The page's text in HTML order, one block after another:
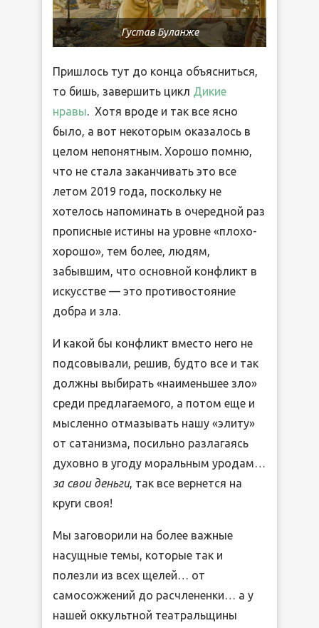
Густав Буланже
Пришлось тут до конца объясниться,
то бишь, завершить цикл Дикие
нравы. Хотя вроде и так все ясно
было, а вот некоторым оказалось в
целом непонятным. Хорошо помню,
что не стала заканчивать это все
летом 2019 года, поскольку не
хотелось напоминать в очередной раз
прописные истины на уровне «плохо-
хорошо», тем более, людям,
забывшим, что основной конфликт в
искусстве — это противостояние
добра и зла.
И какой бы конфликт вместо него не
подсовывали, решив, будто все и так
должны выбирать «наименьшее зло»
среди предлагаемого, а потом еще и
мысленно отмазывать нашу «элиту»
от сатанизма, посильно разлагаясь
духовно в угоду моральным уродам…
за свои деньги, так все вернется на
круги своя!
Мы заговорили на более важные
насущные темы, которые так и
полезли из всех щелей… от
самосожжений до расчлененки… а у
нашей оккультной театральщины